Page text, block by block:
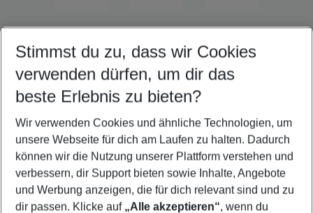
Quicklinks
Urlaub Rincon de la Victoria
Last Minute Rincon de la Victoria
Flug & Hotel Rincon de la Victoria
Familienurlaub Rincon de la Victoria
Frübucher Angebote Rincon de la Victoria für 2026
Stimmst du zu, dass wir Cookies
verwenden dürfen, um dir das
beste Erlebnis zu bieten?
Wir verwenden Cookies und ähnliche Technologien, um
unsere Webseite für dich am Laufen zu halten. Dadurch
können wir die Nutzung unserer Plattform verstehen und
verbessern, dir Support bieten sowie Inhalte, Angebote
und Werbung anzeigen, die für dich relevant sind und zu
dir passen. Klicke auf „Alle akzeptieren“, wenn du